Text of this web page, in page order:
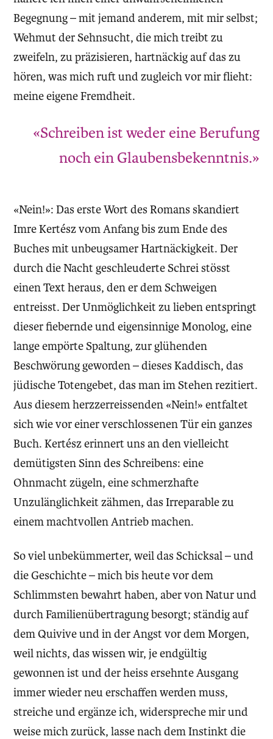
Begegnung – mit jemand anderem, mit mir selbst;
Wehmut der Sehnsucht, die mich treibt zu
zweifeln, zu präzisieren, hartnäckig auf das zu
hören, was mich ruft und zugleich vor mir flieht:
meine eigene Fremdheit.
«Schreiben ist weder eine Berufung
noch ein Glaubensbekenntnis.»
«Nein!»: Das erste Wort des Romans skandiert
Imre Kertész vom Anfang bis zum Ende des
Buches mit unbeugsamer Hartnäckigkeit. Der
durch die Nacht geschleuderte Schrei stösst
einen Text heraus, den er dem Schweigen
entreisst. Der Unmöglichkeit zu lieben entspringt
dieser fiebernde und eigensinnige Monolog, eine
lange empörte Spaltung, zur glühenden
Beschwörung geworden – dieses Kaddisch, das
jüdische Totengebet, das man im Stehen rezitiert.
Aus diesem herzzerreissenden «Nein!» entfaltet
sich wie vor einer verschlossenen Tür ein ganzes
Buch. Kertész erinnert uns an den vielleicht
demütigsten Sinn des Schreibens: eine
Ohnmacht zügeln, eine schmerzhafte
Unzulänglichkeit zähmen, das Irreparable zu
einem machtvollen Antrieb machen.
So viel unbekümmerter, weil das Schicksal – und
die Geschichte – mich bis heute vor dem
Schlimmsten bewahrt haben, aber von Natur und
durch Familienübertragung besorgt; ständig auf
dem Quivive und in der Angst vor dem Morgen,
weil nichts, das wissen wir, je endgültig
gewonnen ist und der heiss ersehnte Ausgang
immer wieder neu erschaffen werden muss,
streiche und ergänze ich, widerspreche mir und
weise mich zurück, lasse nach dem Instinkt die